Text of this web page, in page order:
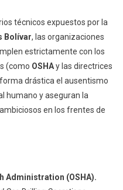
técnicos expuestos por la
Bolívar, las organizaciones
estrictamente con los
(como OSHAy las directrices
drástica el ausentismo
humano y aseguran la
en los frentes de
Administration (OSHA).